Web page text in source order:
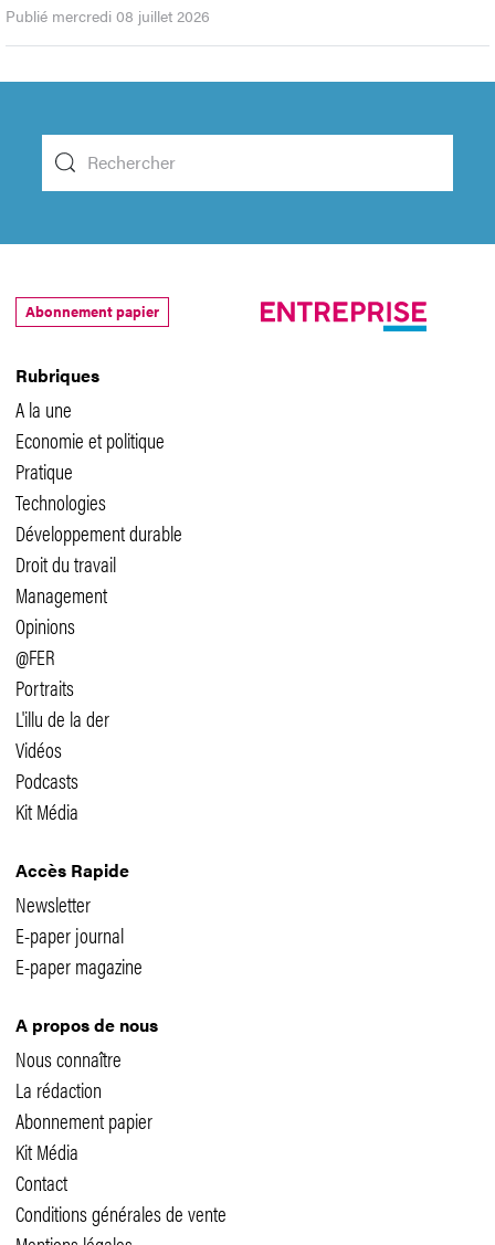
Publié mercredi 08 juillet 2026
Rubriques
A la une
Economie et politique
Pratique
Technologies
Développement durable
Droit du travail
Management
Opinions
@FER
Portraits
L'illu de la der
Vidéos
Podcasts
Kit Média
Accès Rapide
Newsletter
E-paper journal
E-paper magazine
A propos de nous
Nous connaître
La rédaction
Abonnement papier
Kit Média
Contact
Conditions générales de vente
Abonnement papier